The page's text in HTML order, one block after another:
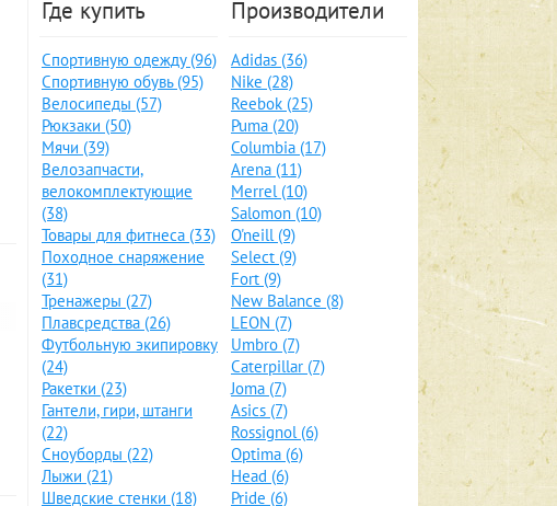
Где купить
Спортивную одежду (96)
Спортивную обувь (95)
Велосипеды (57)
Рюкзаки (50)
Мячи (39)
Велозапчасти,
велокомплектующие
(38)
Товары для фитнеса (33)
Походное снаряжение
(31)
Тренажеры (27)
Плавсредства (26)
Футбольную экипировку
(24)
Ракетки (23)
Гантели, гири, штанги
(22)
Сноуборды (22)
Лыжи (21)
Шведские стенки (18)
Производители
Adidas (36)
Nike (28)
Reebok (25)
Puma (20)
Columbia (17)
Arena (11)
Merrel (10)
Salomon (10)
O'neill (9)
Select (9)
Fort (9)
New Balance (8)
LEON (7)
Umbro (7)
Caterpillar (7)
Joma (7)
Asics (7)
Rossignol (6)
Optima (6)
Head (6)
Pride (6)